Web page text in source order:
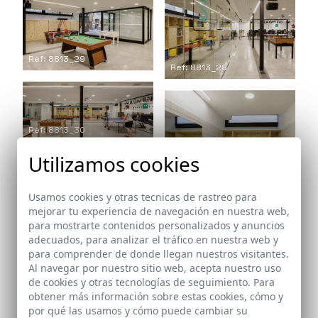
Ref: 8813_28
Ref: 8813_29
Ref: 8813_30
Ref: 8813_31
Arquitectos
Utilizamos cookies
Usamos cookies y otras tecnicas de rastreo para
mejorar tu experiencia de navegación en nuestra web,
para mostrarte contenidos personalizados y anuncios
adecuados, para analizar el tráfico en nuestra web y
para comprender de donde llegan nuestros visitantes.
Al navegar por nuestro sitio web, acepta nuestro uso
de cookies y otras tecnologías de seguimiento. Para
obtener más información sobre estas cookies, cómo y
por qué las usamos y cómo puede cambiar su